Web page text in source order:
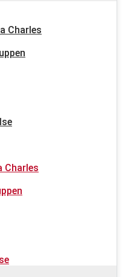
Charles
Charles